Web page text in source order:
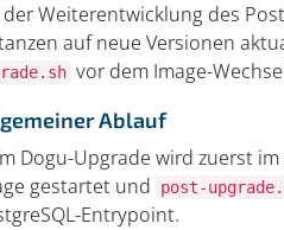
der Weiterentwicklung des
auf neue Versionen
vor dem Image-
Ablauf
Dogu-Upgrade wird zuerst
gestartet und
post-
Entrypoint.